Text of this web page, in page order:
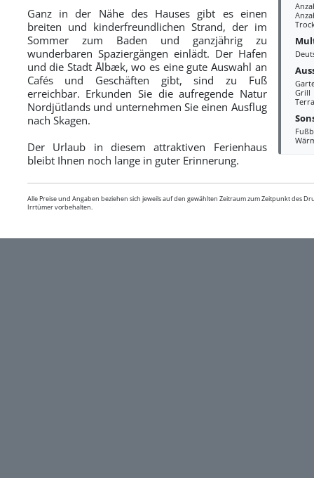
Grill
Ganz in der Nähe des Hauses gibt es einen
breiten und kinderfreundlichen Strand, der im
Sommer zum Baden und ganzjährig zu
wunderbaren Spaziergängen einlädt. Der Hafen
und die Stadt Ålbæk, wo es eine gute Auswahl an
Cafés und Geschäften gibt, sind zu Fuß
erreichbar. Erkunden Sie die aufregende Natur
Nordjütlands und unternehmen Sie einen Ausflug
nach Skagen.
Der Urlaub in diesem attraktiven Ferienhaus
bleibt Ihnen noch lange in guter Erinnerung.
Alle Preise und Angaben beziehen sich jeweils auf den gewählten Zeitraum zum Zeitpunkt des
Irrtümer vorbehalten.